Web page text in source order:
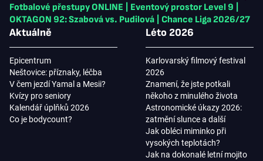
Fotbalové přestupy ONLINE
Eventový prostor Level 9
OKTAGON 92: Szabová vs. Pudilová
Chance Liga 2026/27
Aktuálně
Epicentrum
Neštovice: příznaky, léčba
V čem jezdí Yamal a Mesii?
Kvízy pro seniory
Kalendář úplňků 2026
Co je bodycount?
Léto 2026
Karlovarský filmový festival
2026
Znamení, že jste potkali
někoho z minulého života
Astronomické úkazy 2026:
zatmění slunce a další
Jak obléci miminko při
vysokých teplotách?
Jak na dokonalé letní mojito